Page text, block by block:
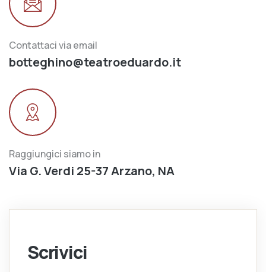
Contattaci via email
botteghino@teatroeduardo.it
Raggiungici siamo in
Via G. Verdi 25-37 Arzano, NA
Scrivici